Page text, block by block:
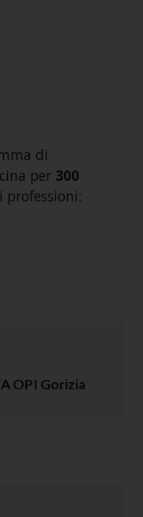
di
per 300
professioni:
OPI Gorizia